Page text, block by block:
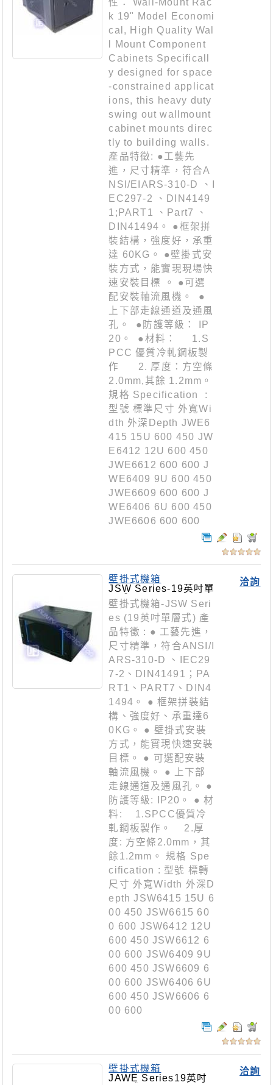
性： Wall-Mount Rac
k 19" Model Economi
cal, High Quality Wal
l Mount Component
Cabinets Specificall
y designed for space
-constrained applicat
ions, this heavy duty
swing out wallmount
cabinet mounts direc
tly to building walls.
產品特徵: ●工藝先
進，尺寸精準，符合A
NSI/EIARS-310-D 、I
EC297-2 、DIN4149
1;PART1 、Part7 、
DIN41494。 ●框架拼
裝結構，強度好，承重
達 60KG。 ●壁掛式安
裝方式，能實現現場快
速安裝目標 。 ●可選
配安裝軸流風機。 ●
上下部走線通道及通風
孔。 ●防護等級： IP
20。 ●材料： 1.S
PCC 優質冷軋鋼板製
作 2. 厚度：方空條
2.0mm,其餘 1.2mm。
規格 Specification :
型號 標準尺寸 外寬Wi
dth 外深Depth JWE6
415 15U 600 450 JW
E6412 12U 600 450
JWE6612 600 600 J
WE6409 9U 600 450
JWE6609 600 600 J
WE6406 6U 600 450
JWE6606 600 600
洽詢
壁掛式機箱
JSW Series-19英吋單
層式
壁掛式機箱-JSW Seri
es (19英吋單層式) 產
品特徵 : ● 工藝先進，
尺寸精準，符合ANSI/I
ARS-310-D 、IEC29
7-2、DIN41491；PA
RT1、PART7、DIN4
1494。 ● 框架拼裝結
構、強度好、承重達6
0KG。 ● 壁掛式安裝
方式，能實現快速安裝
目標。 ● 可選配安裝
軸流風機。 ● 上下部
走線通道及通風孔。 ●
防護等級: IP20。 ● 材
料: 1.SPCC優質冷
軋鋼板製作。 2.厚
度: 方空條2.0mm，其
餘1.2mm。 規格 Spe
cification : 型號 標轉
尺寸 外寬Width 外深D
epth JSW6415 15U 6
00 450 JSW6615 60
0 600 JSW6412 12U
600 450 JSW6612 6
00 600 JSW6409 9U
600 450 JSW6609 6
00 600 JSW6406 6U
600 450 JSW6606 6
00 600
洽詢
壁掛式機箱
JAWE Series19英吋